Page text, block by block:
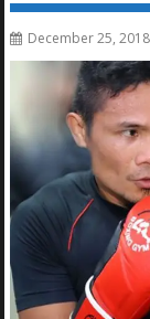
December 25, 2018